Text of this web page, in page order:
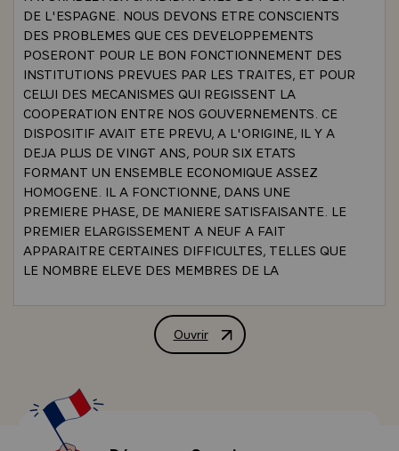
DE L'ESPAGNE. NOUS DEVONS ETRE CONSCIENTS
DES PROBLEMES QUE CES DEVELOPPEMENTS
POSERONT POUR LE BON FONCTIONNEMENT DES
INSTITUTIONS PREVUES PAR LES TRAITES, ET POUR
CELUI DES MECANISMES QUI REGISSENT LA
COOPERATION ENTRE NOS GOUVERNEMENTS. CE
DISPOSITIF AVAIT ETE PREVU, A L'ORIGINE, IL Y A
DEJA PLUS DE VINGT ANS, POUR SIX ETATS
FORMANT UN ENSEMBLE ECONOMIQUE ASSEZ
HOMOGENE. IL A FONCTIONNE, DANS UNE
PREMIERE PHASE, DE MANIERE SATISFAISANTE. LE
PREMIER ELARGISSEMENT A NEUF A FAIT
APPARAITRE CERTAINES DIFFICULTES, TELLES QUE
LE NOMBRE ELEVE DES MEMBRES DE LA
EST CLAIR QUE LA SIMPLE TRANSPOSITION A
DOUZE DU DISPOSITIF INITIALEMENT PREVU POUR
D'ADAPTATION PLUS POUSSE S'IMPOSE SI NOUS
VOULONS MAINTENIR L'EFFICACITE ET LE CLIMAT
DE COHESION QUI ONT PERMIS LES PROGRES DE LA
CONSTRUCTION EUROPEENNE, ET SI NOUS
Ouvrir
LETTRE A M. HELMUT SCHMIDT,